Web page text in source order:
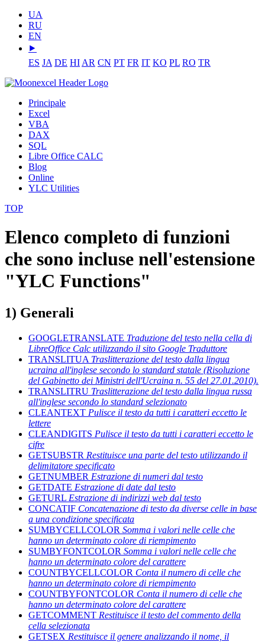
UA
RU
EN
⯈
ES JA DE HI AR CN PT FR IT KO PL RO TR
Principale
Excel
VBA
DAX
SQL
Libre Office CALC
Blog
Online
YLC Utilities
TOP
Elenco completo di funzioni
che sono incluse nell'estensione
"YLC Functions"
1) Generali
GOOGLETRANSLATE Traduzione del testo nella cella di
LibreOffice Calc utilizzando il sito Google Traduttore
TRANSLITUA Traslitterazione del testo dalla lingua
ucraina all'inglese secondo lo standard statale (Risoluzione
del Gabinetto dei Ministri dell'Ucraina n. 55 del 27.01.2010).
TRANSLITRU Traslitterazione del testo dalla lingua russa
all'inglese secondo lo standard selezionato
CLEANTEXT Pulisce il testo da tutti i caratteri eccetto le
lettere
CLEANDIGITS Pulisce il testo da tutti i caratteri eccetto le
cifre
GETSUBSTR Restituisce una parte del testo utilizzando il
delimitatore specificato
GETNUMBER Estrazione di numeri dal testo
GETDATE Estrazione di date dal testo
GETURL Estrazione di indirizzi web dal testo
CONCATIF Concatenazione di testo da diverse celle in base
a una condizione specificata
SUMBYCELLCOLOR Somma i valori nelle celle che
hanno un determinato colore di riempimento
SUMBYFONTCOLOR Somma i valori nelle celle che
hanno un determinato colore del carattere
COUNTBYCELLCOLOR Conta il numero di celle che
hanno un determinato colore di riempimento
COUNTBYFONTCOLOR Conta il numero di celle che
hanno un determinato colore del carattere
GETCOMMENT Restituisce il testo del commento della
cella selezionata
GETSEX Restituisce il genere analizzando il nome, il